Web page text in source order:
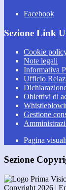
Facebook
Sezione Link
Cookie
Note legali
Informativa
Ufficio
Obiettivi di
Gestione
Pagina
Sezione
Copyright 2026 |